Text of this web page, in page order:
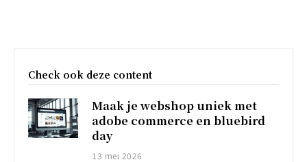
Check ook deze content
Maak je webshop uniek met
adobe commerce en bluebird
day
13 mei 2026